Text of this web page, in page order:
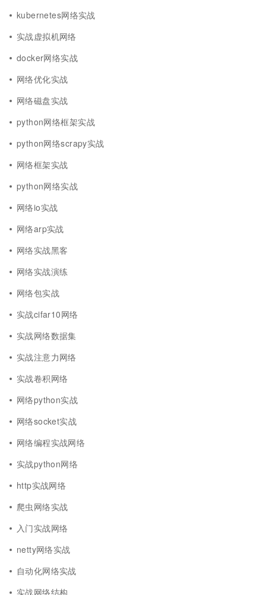
kubernetes网络实战
实战虚拟机网络
docker网络实战
网络优化实战
网络磁盘实战
python网络框架实战
python网络scrapy实战
网络框架实战
python网络实战
网络io实战
网络arp实战
网络实战黑客
网络实战演练
网络包实战
实战cifar10网络
实战网络数据集
实战注意力网络
实战卷积网络
网络python实战
网络socket实战
网络编程实战网络
实战python网络
http实战网络
爬虫网络实战
入门实战网络
netty网络实战
自动化网络实战
实战网络结构